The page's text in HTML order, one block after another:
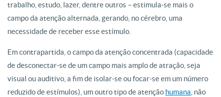
trabalho, estudo, lazer, dentre outros – estimula-se mais o
campo da atenção alternada, gerando, no cérebro, uma
necessidade de receber esse estímulo.
Em contrapartida, o campo da atenção concentrada (capacidade
de desconectar-se de um campo mais amplo de atração, seja
visual ou auditivo, a fim de isolar-se ou focar-se em um número
reduzido de estímulos), um outro tipo de atenção humana, não